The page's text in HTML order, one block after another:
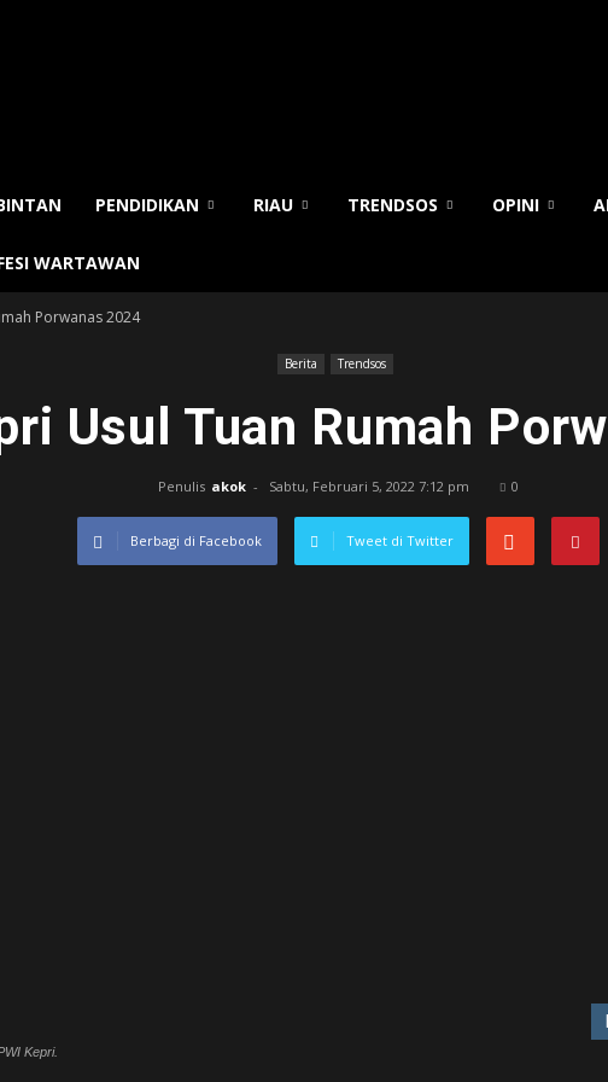
PENDIDIKAN RIAU TRENDSOS OPINI
WARTAWAN
Porwanas 2024
Berita Trendsos
Usul Tuan Rumah
Penulis akok - Sabtu, Februari 5, 2022 7:12 pm 0
Berbagi di Facebook Tweet di Twitter
Kepri.